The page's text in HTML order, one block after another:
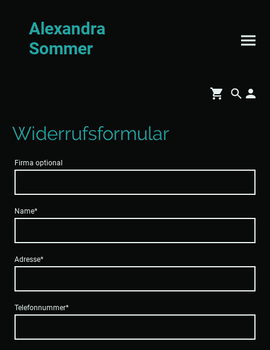
Alexandra
Sommer
Widerrufsformular
Firma optional
Name*
Adresse*
Telefonnummer*